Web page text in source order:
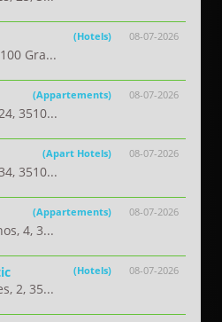
08-07-2026
(Hotels)
Gra...
08-07-2026
(Appartements)
3510...
08-07-2026
(Apart Hotels)
3510...
08-07-2026
(Appartements)
4, 3...
08-07-2026
(Hotels)
2, 35...